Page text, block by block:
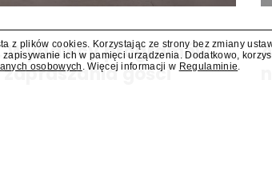
Wydawcy programów
zapraszania gości
z plików cookies. Korzystając ze strony bez zmiany
ich w pamięci urządzenia. Dodatkowo,
osobowych . Więcej informacji w Regulaminie.